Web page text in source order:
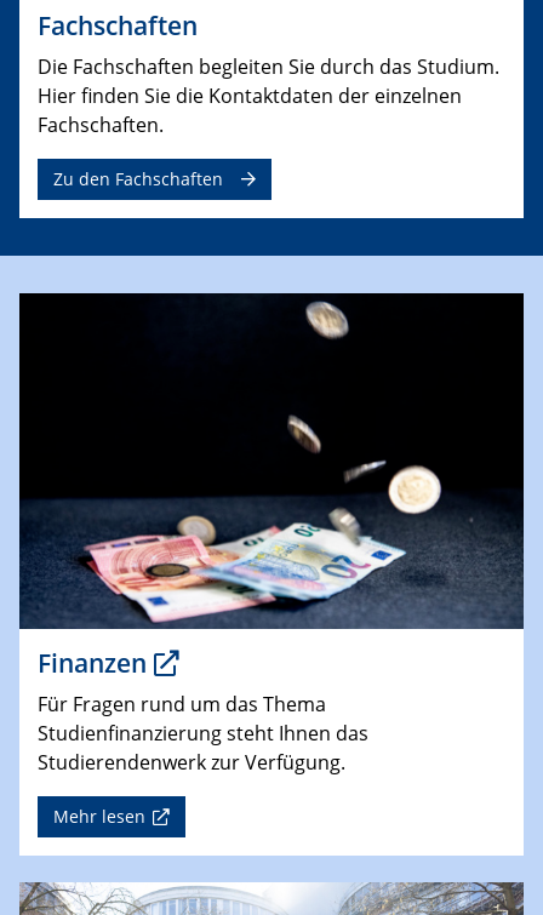
Fachschaften
Die Fachschaften begleiten Sie durch das Studium.
Hier finden Sie die Kontaktdaten der einzelnen
Fachschaften.
Zu den Fachschaften
Finanzen
Für Fragen rund um das Thema
Studienfinanzierung steht Ihnen das
Studierendenwerk zur Verfügung.
Mehr lesen